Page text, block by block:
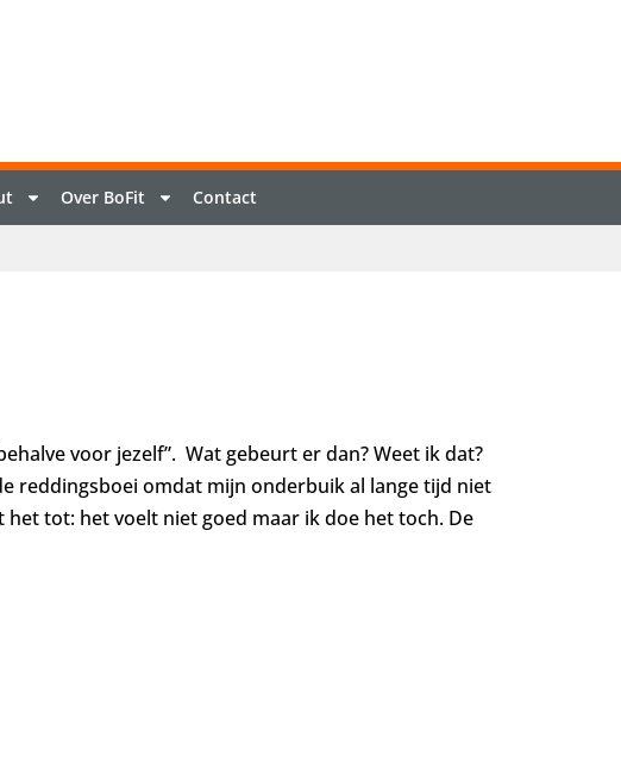
Over BoFit Contact
voor jezelf”. Wat gebeurt er dan? Weet ik dat?
reddingsboei omdat mijn onderbuik al lange tijd niet
tot: het voelt niet goed maar ik doe het toch. De